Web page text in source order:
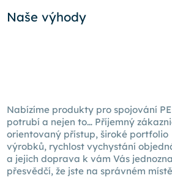
Naše výhody
Nabízíme produkty pro spojování PE
potrubí a nejen to… Příjemný
orientovaný přístup, široké portfolio
výrobků, rychlost vychystání
a jejich doprava kvám Vás
přesvědčí, že jste na správném